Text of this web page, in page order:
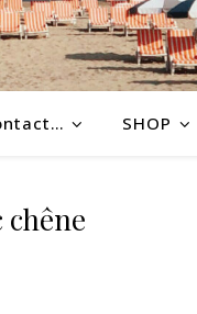
SHOP